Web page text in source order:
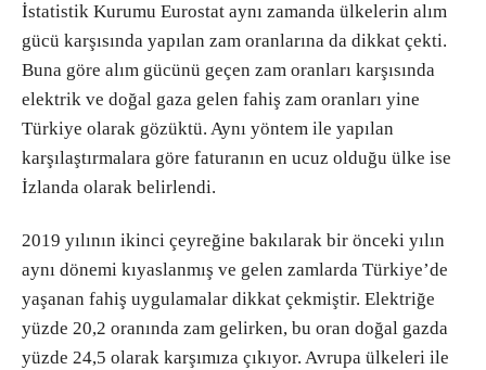
İstatistik Kurumu Eurostat aynı zamanda ülkelerin alım
gücü karşısında yapılan zam oranlarına da dikkat çekti.
Buna göre alım gücünü geçen zam oranları karşısında
elektrik ve doğal gaza gelen fahiş zam oranları yine
Türkiye olarak gözüktü. Aynı yöntem ile yapılan
karşılaştırmalara göre faturanın en ucuz olduğu ülke ise
İzlanda olarak belirlendi.
2019 yılının ikinci çeyreğine bakılarak bir önceki yılın
aynı dönemi kıyaslanmış ve gelen zamlarda Türkiye’de
yaşanan fahiş uygulamalar dikkat çekmiştir. Elektriğe
yüzde 20,2 oranında zam gelirken, bu oran doğal gazda
yüzde 24,5 olarak karşımıza çıkıyor. Avrupa ülkeleri ile